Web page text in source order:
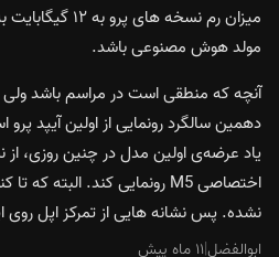
میزان رم نسخه
مولد هوش مصنوعی باشد.
آنچه که منطقی است در مراسم باشد
دهمین سالگرد رونمایی از اولین آیپد
نشده. پس نشانه هایی از تمرکز اپل روی
ابوالفضل|۱۱ ماه پیش